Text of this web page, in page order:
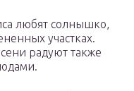
любят солнышко,
участках.
радуют также